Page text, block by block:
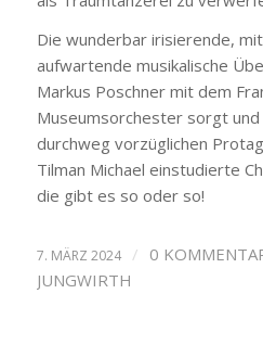
Die wunderbar irisierende,
aufwartende musikalische
Markus Poschner mit dem
Museumsorchester sorgt
durchweg vorzüglichen
Tilman Michael einstudierte
die gibt es so oder so!
7. MÄRZ 2024 / 0
JUNGWIRTH